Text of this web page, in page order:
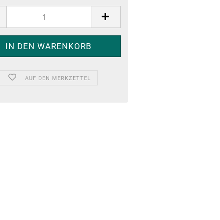
AUF DEN MERKZETTEL